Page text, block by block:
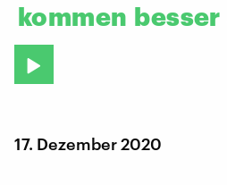
kommen besser
17. Dezember 2020